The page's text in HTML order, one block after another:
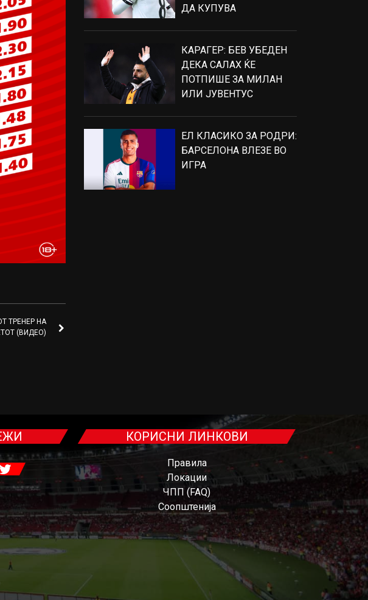
ТРЕНЕР НА
(ВИДЕО)
ДА КУПУВА
КАРАГЕР: БЕВ УБЕДЕН
ДЕКА САЛАХ ЌЕ
ПОТПИШЕ ЗА МИЛАН
ИЛИ ЈУВЕНТУС
ЕЛ КЛАСИКО ЗА РОДРИ:
БАРСЕЛОНА ВЛЕЗЕ ВО
ИГРА
КОРИСНИ ЛИНКОВИ
Правила
Локации
ЧПП (FAQ)
Соопштенија